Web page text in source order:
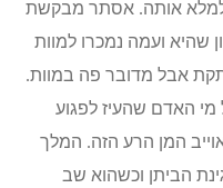
למלא אותה. אסתר מבקשת
שהיא ועמה נמכרו למוות
אבל מדובר פה במוות.
האדם שהעיז לפגוע
המן הרע הזה. המלך
הביתן וכשהוא שב